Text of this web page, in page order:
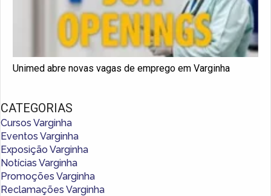
Unimed abre novas vagas de emprego em Varginha
CATEGORIAS
Cursos Varginha
Eventos Varginha
Exposição Varginha
Notícias Varginha
Promoções Varginha
Reclamações Varginha